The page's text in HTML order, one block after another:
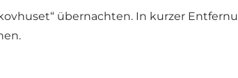
“ übernachten. In kurzer